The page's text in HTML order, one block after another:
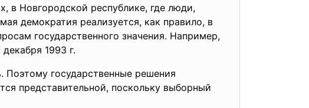
в Новгородской республике, где люди,
демократия реализуется, как правило, в
государственного значения. Например,
1993 г.
государственные решения
представительной, поскольку выборный